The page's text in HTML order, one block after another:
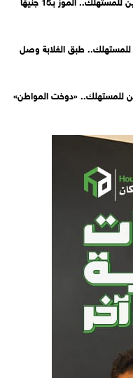
للمستهلك.. طبق الغلابة وصل
للمستهلك.. «دوخت المواطن»